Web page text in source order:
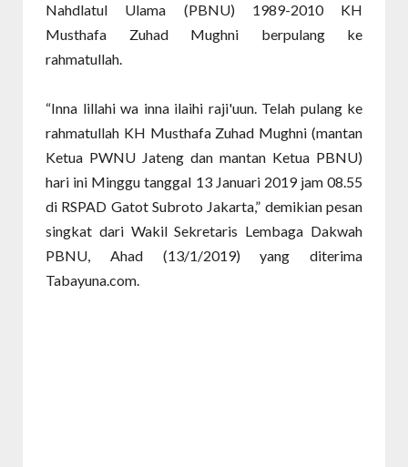
Nahdlatul Ulama (PBNU) 1989-2010 KH
Musthafa Zuhad Mughni berpulang ke
rahmatullah.
“Inna lillahi wa inna ilaihi raji'uun. Telah pulang ke
rahmatullah KH Musthafa Zuhad Mughni (mantan
Ketua PWNU Jateng dan mantan Ketua PBNU)
hari ini Minggu tanggal 13 Januari 2019 jam 08.55
di RSPAD Gatot Subroto Jakarta,” demikian pesan
singkat dari Wakil Sekretaris Lembaga Dakwah
PBNU, Ahad (13/1/2019) yang diterima
Tabayuna.com.